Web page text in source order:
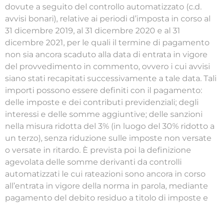
dovute a seguito del controllo automatizzato (c.d.
avvisi bonari), relative ai periodi d’imposta in corso al
31 dicembre 2019, al 31 dicembre 2020 e al 31
dicembre 2021, per le quali il termine di pagamento
non sia ancora scaduto alla data di entrata in vigore
del provvedimento in commento, ovvero i cui avvisi
siano stati recapitati successivamente a tale data. Tali
importi possono essere definiti con il pagamento:
delle imposte e dei contributi previdenziali; degli
interessi e delle somme aggiuntive; delle sanzioni
nella misura ridotta del 3% (in luogo del 30% ridotto a
un terzo), senza riduzione sulle imposte non versate
o versate in ritardo. È prevista poi la definizione
agevolata delle somme derivanti da controlli
automatizzati le cui rateazioni sono ancora in corso
all’entrata in vigore della norma in parola, mediante
pagamento del debito residuo a titolo di imposte e